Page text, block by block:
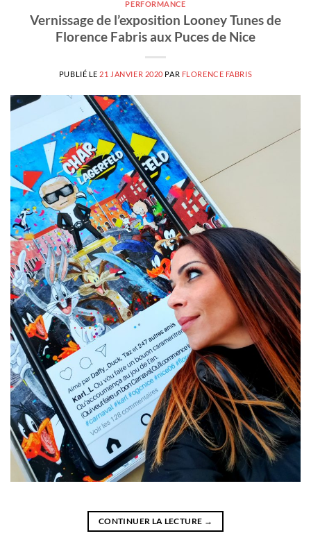
PERFORMANCE
Vernissage de l’exposition Looney Tunes de
Florence Fabris aux Puces de Nice
PUBLIÉ LE 21 JANVIER 2020 PAR FLORENCE FABRIS
CONTINUER LA LECTURE →